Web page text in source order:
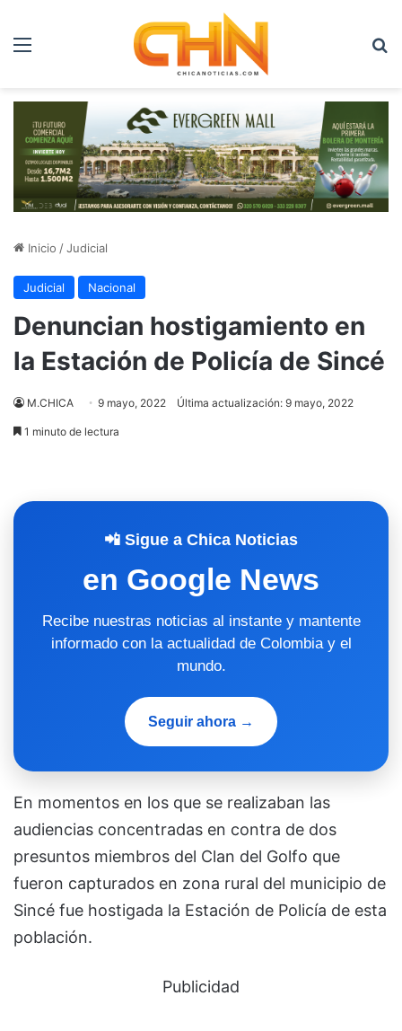
Menú
Inicio /Judicial
Judicial Nacional
Denuncian hostigamiento en
la Estación de Policía de Sincé
M.CHICA 9 mayo, 2022 Última actualización: 9 mayo, 2022
1 minuto de lectura
📲 Sigue a Chica Noticias
en Google News
Recibe nuestras noticias al instante y mantente
informado con la actualidad de Colombia y el
mundo.
Seguir ahora →
En momentos en los que se realizaban las
audiencias concentradas en contra de dos
presuntos miembros del Clan del Golfo que
fueron capturados en zona rural del municipio de
Sincé fue hostigada la Estación de Policía de esta
población.
Publicidad